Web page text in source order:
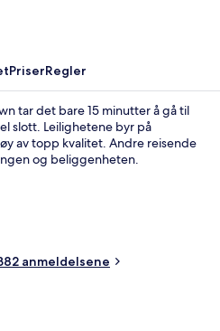
Iconic Sunset Penthouse 115 sqm
PriserRegler
tar det bare 15 minutter å gå til
slott. Leilighetene byr på
av topp kvalitet. Andre reisende
og beliggenheten.
anmeldelsene